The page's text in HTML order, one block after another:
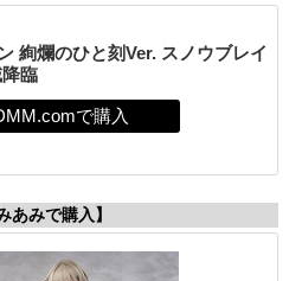
絢爛のひと刻Ver. スノウブレイ
臨
あみで購入】